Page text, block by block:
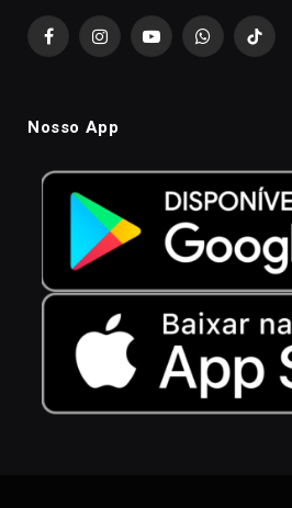
FacebookInstagramYouTubeWhatsAppTikTok
Nosso App